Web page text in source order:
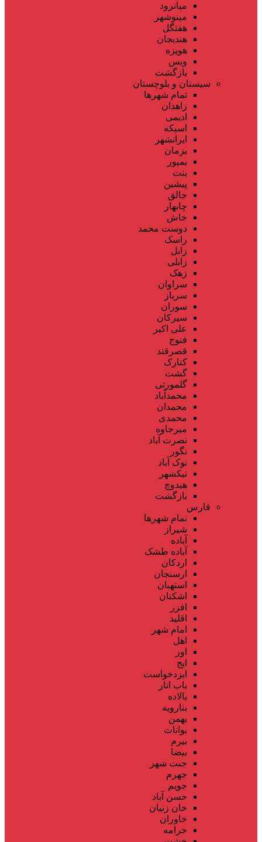
میانرود
مینوشهر
هفتگل
هندیجان
هویزه
ویس
بازگشت
سیستان و بلوچستان
تمام شهر‌ها
زاهدان
ادیمی
اسپکه
ایرانشهر
بزمان
بمپور
بنت
پیشین
جالق
چابهار
خاش
دوست محمد
راسک
زابل
زابلی
زهک
سراوان
سرباز
سوران
سیرکان
علی اکبر
فنوج
قصرقند
کنارک
گشت
گلمورتی
محمدآباد
محمدان
محمدی
میرجاوه
نصرت آباد
نگور
نوک آباد
نیکشهر
هیدوچ
بازگشت
فارس
تمام شهر‌ها
شیراز
آباده
آباده طشک
اردکان
ارسنجان
استهبان
اشکنان
افزر
اقلید
امام شهر
اهل
اوز
ایج
ایزدخواست
باب انار
بالاده
بنارویه
بهمن
بوانات
بیرم
بیضا
جنت شهر
جهرم
جویم
حسن آباد
خان زنیان
خاوران
خرامه